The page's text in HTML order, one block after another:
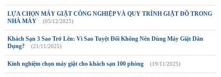
LỰA CHỌN MÁY GIẶT CÔNG NGHIỆP VÀ QUY TRÌNH GIẶT ĐỒ TRONG
NHÀ MÁY
(05/12/2025)
Khách Sạn 3 Sao Trở Lên: Vì Sao Tuyệt Đối Không Nên Dùng Máy Giặt Dân
Dụng?
(21/11/2025)
Kinh nghiệm chọn máy giặt cho khách sạn 100 phòng (19/11/2025)